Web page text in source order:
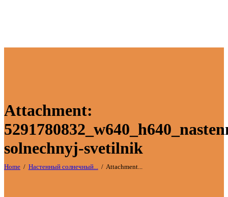
Attachment:
solnechnyj-svetilnik
Home Настенный солнечный... Attachment...